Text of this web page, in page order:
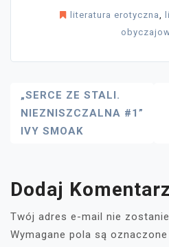
literatura erotyczna
Nawigacja
Wpisu
„SERCE ZE STALI.
NIEZNISZCZALNA #1”
IVY SMOAK
Dodaj Komentarz
Twój adres e-mail nie
Wymagane pola są oznaczone